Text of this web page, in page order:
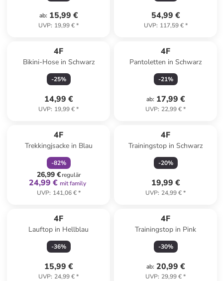
ab: 15,99 €
UVP: 19,99 €*
54,99 €
UVP: 117,59 €*
4F
Bikini-Hose in Schwarz
-25%
14,99 €
UVP: 19,99 €*
4F
Pantoletten in Schwarz
-21%
ab: 17,99 €
UVP: 22,99 €*
4F
Trekkingjsacke in Blau
-82%
26,99 €regulär
24,99 € mit family
UVP: 141,06 €*
4F
Trainingstop in Schwarz
-20%
19,99 €
UVP: 24,99 €*
4F
Lauftop in Hellblau
-36%
15,99 €
UVP: 24,99 €*
4F
Trainingstop in Pink
-30%
ab: 20,99 €
UVP: 29,99 €*